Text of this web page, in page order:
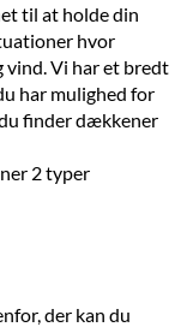
til at holde din
hvor
vind. Vi har et bredt
har mulighed for
finder dækkener
2 typer
der kan du